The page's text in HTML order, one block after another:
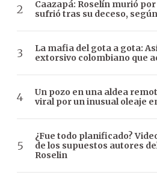
Caazapá: Roselín murió
sufrió tras su deceso,
La mafia del gota a gota:
extorsivo colombiano que
Un pozo en una aldea
viral por un inusual oleaje
¿Fue todo planificado?
de los supuestos autores
Roselin